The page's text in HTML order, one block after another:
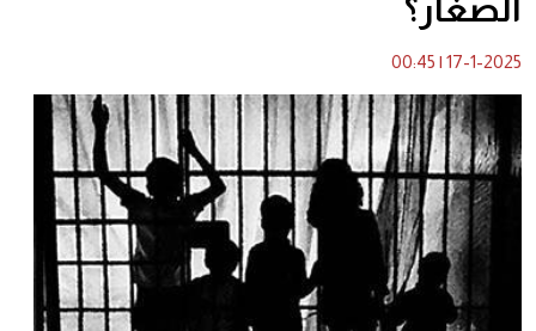
الصغار؟
17-1-2025
|
00:45